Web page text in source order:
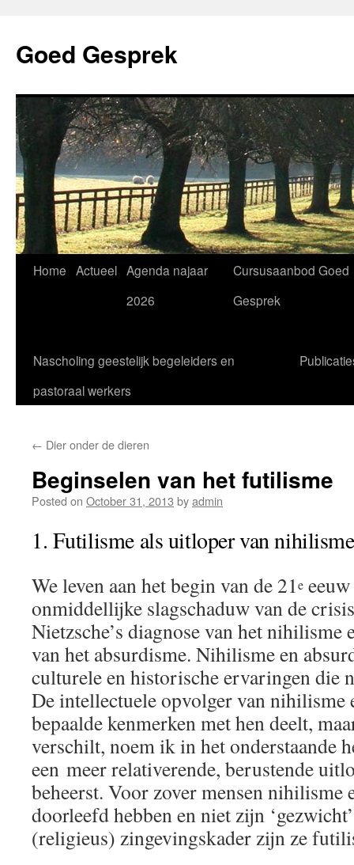
content
Goed Gesprek
Home Actueel Agenda najaar
2026
Cursusaanbod Goed
Gesprek
Nascholing geestelijk begeleiders en
pastoraal werkers
← Dier onder de dieren
Beginselen van het futilisme
Posted on October 31, 2013 byadmin
1. Futilisme als uitloper van
We leven aan het begin van de 21e
onmiddellijke slagschaduw van de
Nietzsche’s diagnose van het nihilisme
van het absurdisme. Nihilisme en
culturele en historische ervaringen die
De intellectuele opvolger van nihilisme
bepaalde kenmerken met hen deelt,
verschilt, noem ik in het onderstaande
een meer relativerende, berustende
beheerst. Voor zover mensen nihilisme
doorleefd hebben en niet zijn
(religieus) zingevingskader zijn ze